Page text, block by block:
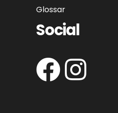
Glossar
Social